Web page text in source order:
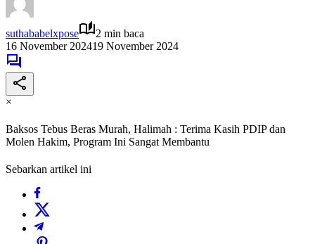
suthababelxpose
2 min baca
16 November 202419 November 2024
×
Baksos Tebus Beras Murah, Halimah : Terima Kasih PDIP dan
Molen Hakim, Program Ini Sangat Membantu
Sebarkan artikel ini